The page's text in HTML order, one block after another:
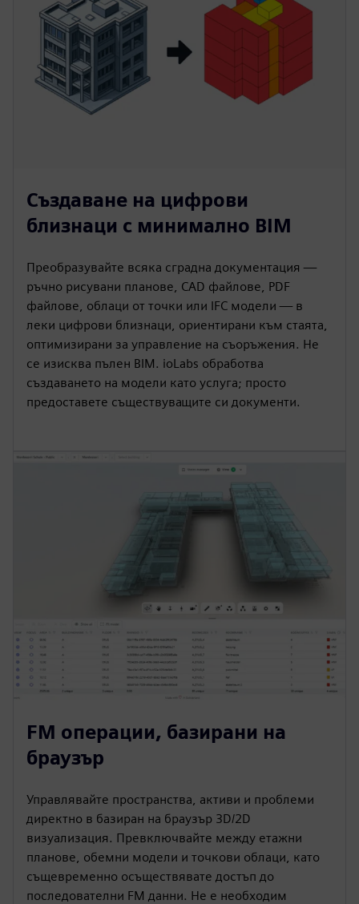
Създаване на цифрови
близнаци с минимално BIM
Преобразувайте всяка сградна документация —
ръчно рисувани планове, CAD файлове, PDF
файлове, облаци от точки или IFC модели — в
леки цифрови близнаци, ориентирани към стаята,
оптимизирани за управление на съоръжения. Не
се изисква пълен BIM. ioLabs обработва
създаването на модели като услуга; просто
предоставете съществуващите си документи.
FM операции, базирани на
браузър
Управлявайте пространства, активи и проблеми
директно в базиран на браузър 3D/2D
визуализация. Превключвайте между етажни
планове, обемни модели и точкови облаци, като
същевременно осъществявате достъп до
последователни FM данни. Не е необходим